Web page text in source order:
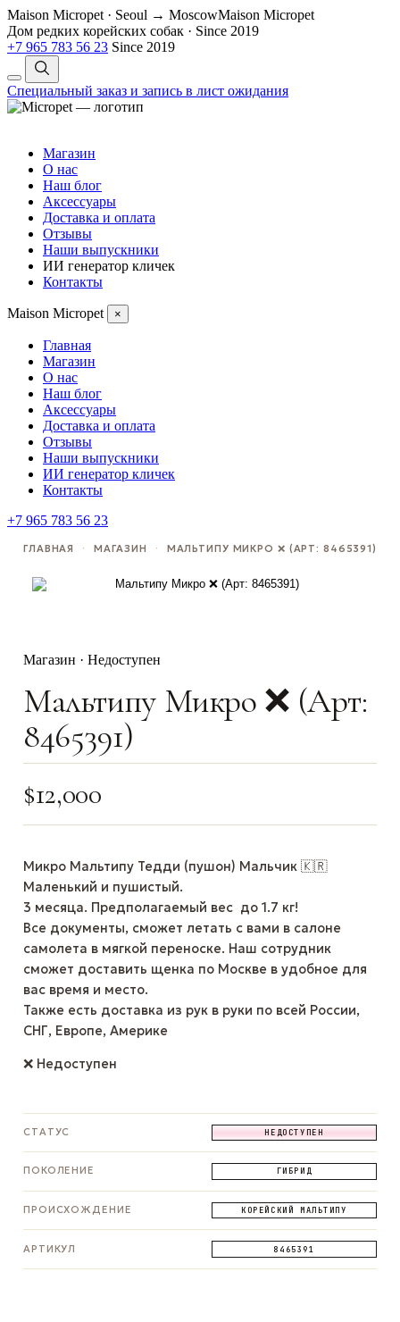
Maison Micropet · Seoul → MoscowMaison Micropet
Дом редких корейских собак · Since 2019
+7 965 783 56 23 Since 2019
Специальный заказ и запись в лист ожидания
Магазин
О нас
Наш блог
Аксессуары
Доставка и оплата
Отзывы
Наши выпускники
ИИ генератор кличек
Контакты
Maison Micropet ×
Главная
Магазин
О нас
Наш блог
Аксессуары
Доставка и оплата
Отзывы
Наши выпускники
ИИ генератор кличек
Контакты
+7 965 783 56 23
ГЛАВНАЯ · МАГАЗИН · МАЛЬТИПУ МИКРО ❌ (АРТ: 8465391)
Магазин · Недоступен
Мальтипу Микро ❌ (Арт:
8465391)
$12,000
Микро Мальтипу Тедди (пушон) Мальчик 🇰🇷
Маленький и пушистый.
3 месяца. Предполагаемый вес до 1.7 кг!
Все документы, сможет летать с вами в салоне
самолета в мягкой переноске. Наш сотрудник
сможет доставить щенка по Москве в удобное для
вас время и место.
Также есть доставка из рук в руки по всей России,
СНГ, Европе, Америке
❌ Недоступен
СТАТУС НЕДОСТУПЕН
ПОКОЛЕНИЕ ГИБРИД
ПРОИСХОЖДЕНИЕ КОРЕЙСКИЙ МАЛЬТИПУ
АРТИКУЛ 8465391